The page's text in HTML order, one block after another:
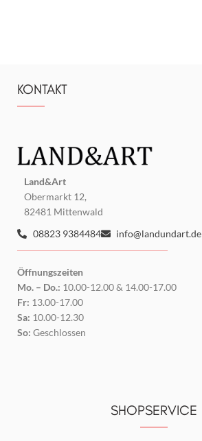
KONTAKT
Land&Art
Obermarkt 12,
82481 Mittenwald
08823 9384484
info@landundart.de
Öffnungszeiten
Mo. – Do.: 10.00-12.00 & 14.00-17.00
Fr: 13.00-17.00
Sa: 10.00-12.30
So: Geschlossen
SHOPSERVICE